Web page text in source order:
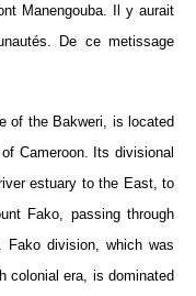
Manengouba. Il y aurait
De ce metissage
of the Bakweri, is located
Cameroon. Its divisional
estuary to the East, to
Fako, passing through
division, which was
colonial era, is dominated